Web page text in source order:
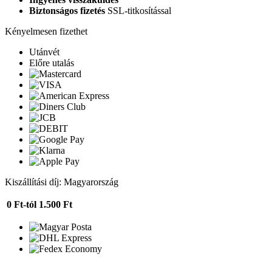
Biztonságos fizetés SSL-titkosítással
Kényelmesen fizethet
Utánvét
Előre utalás
Kiszállítási díj: Magyarország
0 Ft-tól 1.500 Ft